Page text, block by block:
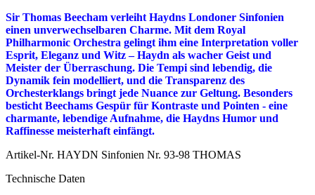
Sir Thomas Beecham verleiht Haydns Londoner Sinfonien
einen unverwechselbaren Charme. Mit dem Royal
Philharmonic Orchestra gelingt ihm eine Interpretation voller
Esprit, Eleganz und Witz – Haydn als wacher Geist und
Meister der Überraschung. Die Tempi sind lebendig, die
Dynamik fein modelliert, und die Transparenz des
Orchesterklangs bringt jede Nuance zur Geltung. Besonders
besticht Beechams Gespür für Kontraste und Pointen - eine
charmante, lebendige Aufnahme, die Haydns Humor und
Raffinesse meisterhaft einfängt.
Artikel-Nr. HAYDN Sinfonien Nr. 93-98 THOMAS
Technische Daten